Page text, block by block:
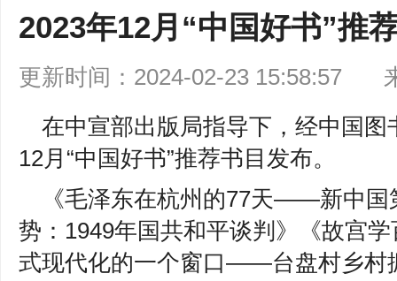
2023年12月“中国好书”推
更新时间：2024-02-23 15:58:57
在中宣部出版局指导下，经中国
12月“中国好书”推荐书目发布。
《毛泽东在杭州的77天——新中
势：1949年国共和平谈判》《故宫
式现代化的一个窗口——台盘村乡村